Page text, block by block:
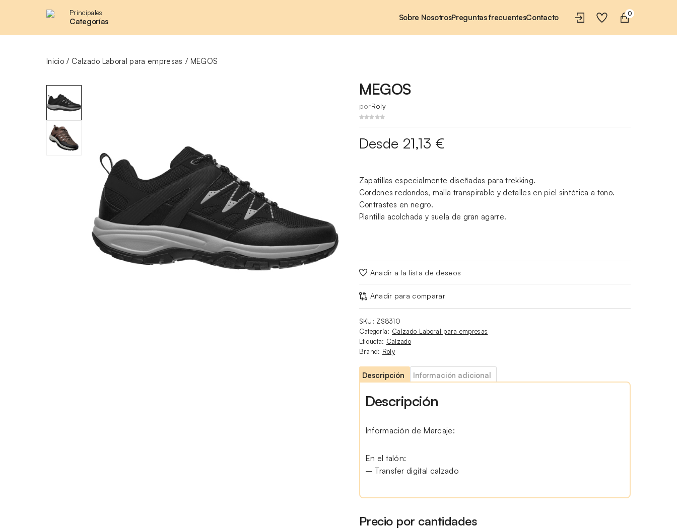
Principales
Categorías Sobre NosotrosPreguntas frecuentesContacto 0
Inicio Calzado Laboral para empresas MEGOS
MEGOS
porRoly
Desde 21,13 €
Zapatillas especialmente diseñadas para trekking.
Cordones redondos, malla transpirable y detalles en piel sintética a tono.
Contrastes en negro.
Plantilla acolchada y suela de gran agarre.
Añadir a la lista de deseos
Añadir para comparar
SKU: ZS8310
Categoría: Calzado Laboral para empresas
Etiqueta: Calzado
Brand: Roly
Descripción Información adicional
Descripción
Información de Marcaje:
En el talón:
– Transfer digital calzado
Precio por cantidades